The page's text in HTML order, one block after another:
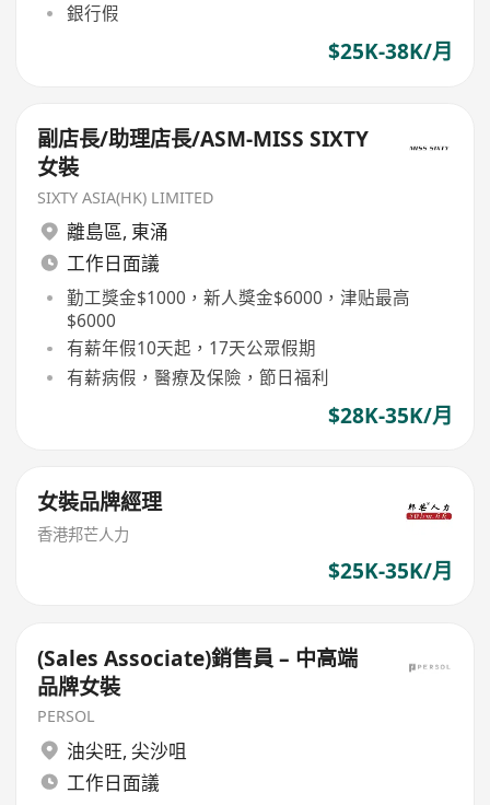
銀行假
$25K-38K/月
副店長/助理店長/ASM-MISS SIXTY
女裝
SIXTY ASIA(HK) LIMITED
離島區, 東涌
工作日面議
勤工獎金$1000，新人獎金$6000，津贴最高
$6000
有薪年假10天起，17天公眾假期
有薪病假，醫療及保險，節日福利
$28K-35K/月
女裝品牌經理
香港邦芒人力
$25K-35K/月
(Sales Associate)銷售員 – 中高端
品牌女裝
PERSOL
油尖旺, 尖沙咀
工作日面議